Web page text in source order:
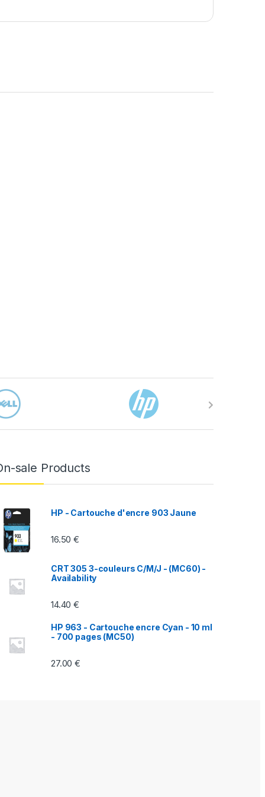
sale Products
HP - Cartouche d'encre 903 Jaune
16.50€
CRT 305 3-couleurs C/M/J - (MC60) -
Availability
14.40€
HP 963 - Cartouche encre Cyan - 10 ml
- 700 pages (MC50)
27.00€